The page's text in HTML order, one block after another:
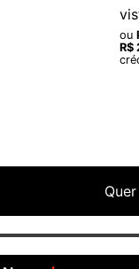
-2 anos de garantia
ou
R$